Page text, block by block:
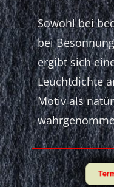
Sowohl bei
bei
ergibt sich
Leuchtdichte
Motiv als